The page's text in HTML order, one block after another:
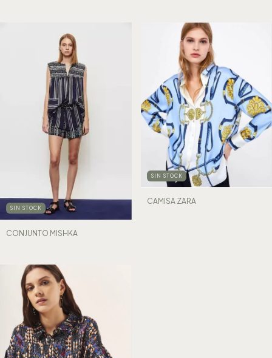
SIN STOCK
CONJUNTO MISHKA
SIN STOCK
CAMISA ZARA